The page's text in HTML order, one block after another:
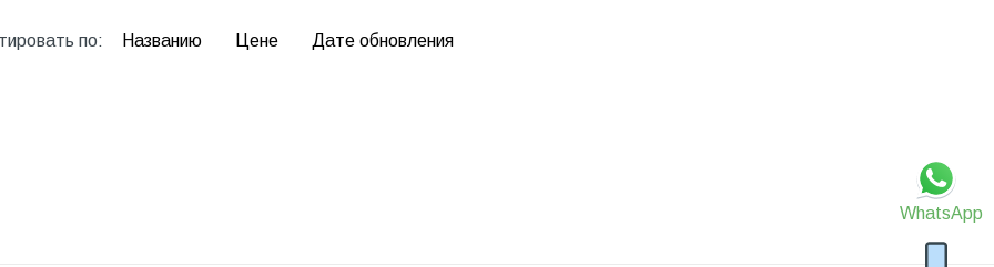
WhatsApp
по: Названию Цене Дате обновления